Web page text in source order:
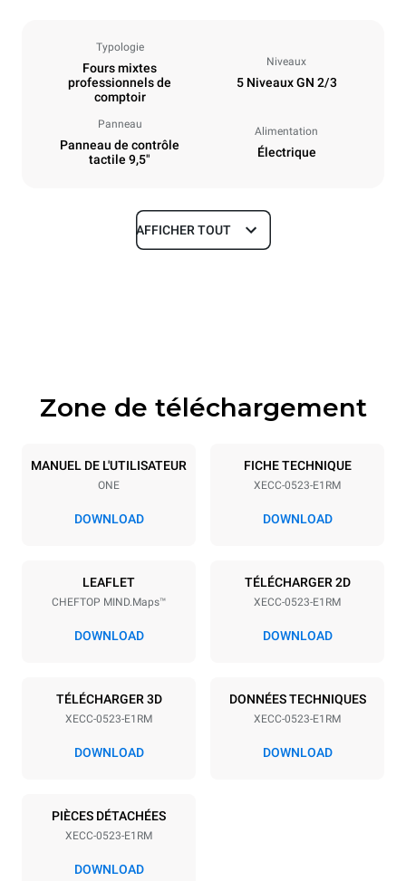
Typologie
Fours mixtes
professionnels de
comptoir
Niveaux
5 Niveaux GN 2/3
Panneau
Panneau de contrôle
tactile 9,5"
Alimentation
Électrique
Dimensions
Caractéristiques de la plaque
5 GN 2/3
Espace entre les plaques
Tension
380-415V 3N~ / 220-240V
3~ / 220-240V 1N~
Énergie électrique
5,15 kW
50 / 60 Hz NON INCLUS
20,7 kWh/jour
AFFICHER TOUT
Zone de téléchargement
MANUEL DE L'UTILISATEUR
ONE
DOWNLOAD
FICHE TECHNIQUE
XECC-0523-E1RM
DOWNLOAD
LEAFLET
CHEFTOP MIND.Maps™
DOWNLOAD
TÉLÉCHARGER 2D
XECC-0523-E1RM
DOWNLOAD
TÉLÉCHARGER 3D
XECC-0523-E1RM
DOWNLOAD
DONNÉES TECHNIQUES
XECC-0523-E1RM
DOWNLOAD
PIÈCES DÉTACHÉES
XECC-0523-E1RM
DOWNLOAD